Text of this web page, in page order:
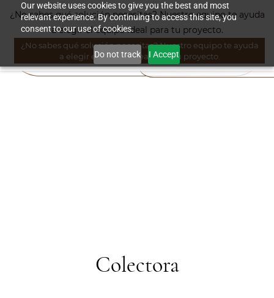
Our website uses cookies to give you the best and most
relevant experience. By continuing to access this site, you
consent to our use of cookies.
Do not track I Accept
Skip to
main
content
Colectora
¿No sabes qué solución necesitas? Nuestro equipo te ayuda
a elegir el equipo ideal para tu proyecto.
¿No sabes qué solución necesitas? Nuestro equipo te ayuda
a elegir el equipo ideal para tu proyecto.